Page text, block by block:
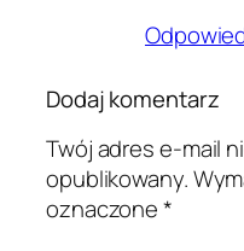
Dodaj komentarz
Twój adres e-mail
opublikowany.
oznaczone*